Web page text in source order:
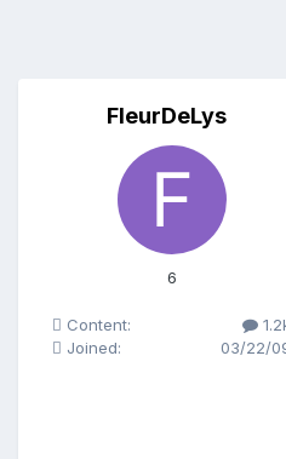
FleurDeLys
6
Content:
Joined:
03/22/